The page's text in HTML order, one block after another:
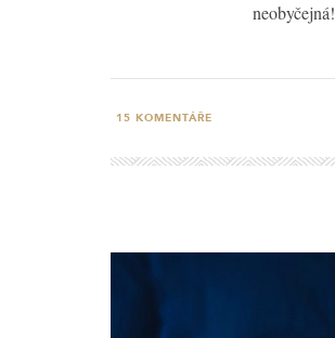
neobyčejná!
15 KOMENTÁŘE